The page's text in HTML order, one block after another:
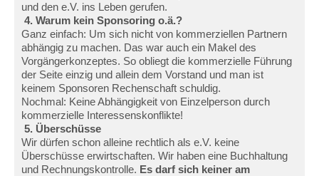
und den e.V. ins Leben gerufen.
4. Warum kein Sponsoring o.ä.?
Ganz einfach: Um sich nicht von kommerziellen Partnern
abhängig zu machen. Das war auch ein Makel des
Vorgängerkonzeptes. So obliegt die kommerzielle Führung
der Seite einzig und allein dem Vorstand und man ist
keinem Sponsoren Rechenschaft schuldig.
Nochmal: Keine Abhängigkeit von Einzelperson durch
kommerzielle Interessenskonflikte!
5. Überschüsse
Wir dürfen schon alleine rechtlich als e.V. keine
Überschüsse erwirtschaften. Wir haben eine Buchhaltung
und Rechnungskontrolle. Es darf sich keiner am